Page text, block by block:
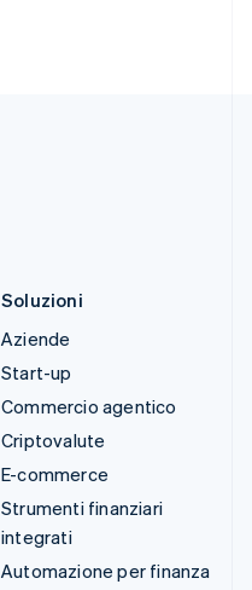
Soluzioni
Aziende
Start-up
Commercio agentico
Criptovalute
E-commerce
Strumenti finanziari
integrati
Automazione per finanza